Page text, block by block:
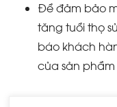
Để đảm bảo
tăng tuổi thọ
báo khách
của sản phẩm